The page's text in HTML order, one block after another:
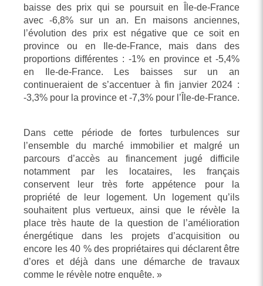
baisse des prix qui se poursuit en Île-de-France
avec -6,8% sur un an. En maisons anciennes,
l’évolution des prix est négative que ce soit en
province ou en Ile-de-France, mais dans des
proportions différentes : -1% en province et -5,4%
en Ile-de-France. Les baisses sur un an
continueraient de s’accentuer à fin janvier 2024 :
-3,3% pour la province et -7,3% pour l’Île-de-France.
Dans cette période de fortes turbulences sur
l’ensemble du marché immobilier et malgré un
parcours d’accès au financement jugé difficile
notamment par les locataires, les français
conservent leur très forte appétence pour la
propriété de leur logement. Un logement qu’ils
souhaitent plus vertueux, ainsi que le révèle la
place très haute de la question de l’amélioration
énergétique dans les projets d’acquisition ou
encore les 40 % des propriétaires qui déclarent être
d’ores et déjà dans une démarche de travaux
comme le révèle notre enquête. »